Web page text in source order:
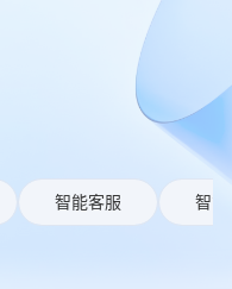
智能客服 智能